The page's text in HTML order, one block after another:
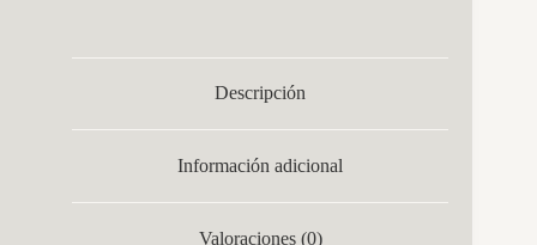
Descripción
Información adicional
Valoraciones (0)